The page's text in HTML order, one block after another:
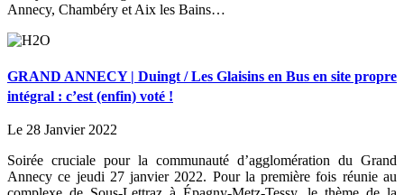
Annecy, Chambéry et Aix les Bains…
GRAND ANNECY | Duingt / Les Glaisins en Bus en site propre
intégral : c’est (enfin) voté !
Le 28 Janvier 2022
Soirée cruciale pour la communauté d’agglomération du Grand
Annecy ce jeudi 27 janvier 2022. Pour la première fois réunie au